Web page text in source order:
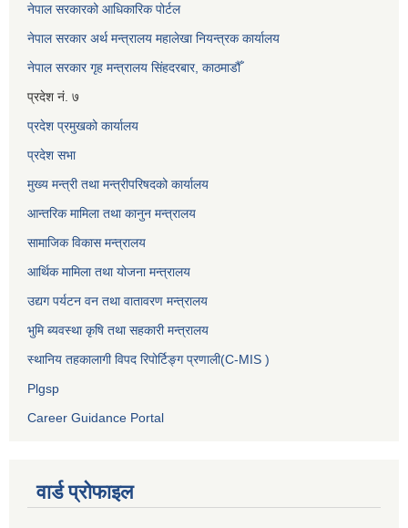
नेपाल सरकारको आधिकारिक पोर्टल
नेपाल सरकार अर्थ मन्त्रालय महालेखा नियन्त्रक कार्यालय
नेपाल सरकार गृह मन्त्रालय सिंहदरबार, काठमाडौँ
प्रदेश नं. ७
प्रदेश प्रमुखको कार्यालय
प्रदेश सभा
मुख्य मन्त्री तथा मन्त्रीपरिषदको कार्यालय
आन्तरिक मामिला तथा कानुन मन्त्रालय
सामाजिक विकास मन्त्रालय
आर्थिक मामिला तथा योजना मन्त्रालय
उद्यग पर्यटन वन तथा वातावरण मन्त्रालय
भुमि ब्यवस्था कृषि तथा सहकारी मन्त्रालय
स्थानिय तहकालागी विपद रिपोर्टिङ्ग प्रणाली(C-MIS )
Plgsp
Career Guidance Portal
वार्ड प्रोफाइल